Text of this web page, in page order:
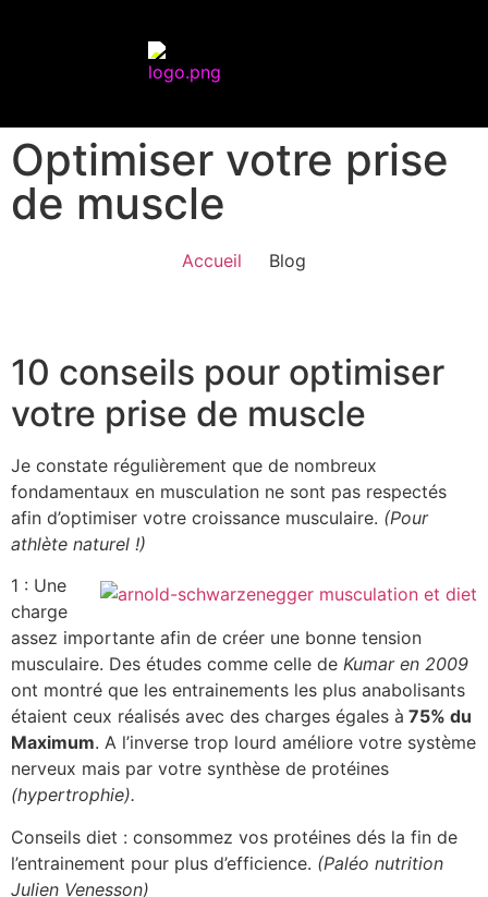
Optimiser votre prise
de muscle
Accueil Blog
10 conseils pour optimiser
votre prise de muscle
Je constate régulièrement que de nombreux
fondamentaux en musculation ne sont pas respectés
afin d’optimiser votre croissance musculaire. (Pour
athlète naturel !)
1 : Une
charge
assez importante afin de créer une bonne tension
musculaire. Des études comme celle de Kumar en 2009
ont montré que les entrainements les plus anabolisants
étaient ceux réalisés avec des charges égales à 75% du
Maximum. A l’inverse trop lourd améliore votre système
nerveux mais par votre synthèse de protéines
(hypertrophie).
Conseils diet : consommez vos protéines dés la fin de
l’entrainement pour plus d’efficience. (Paléo nutrition
Julien Venesson)